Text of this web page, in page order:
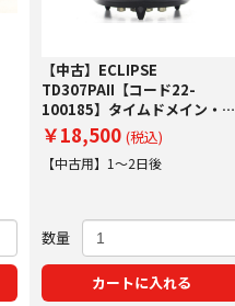
【中古】ECLIPSE
TD307PAII【コード22-
100185】タイムドメイン・ア
ンプ
￥18,500(税込)
【中古用】1～2日後
数量
カートに入れる